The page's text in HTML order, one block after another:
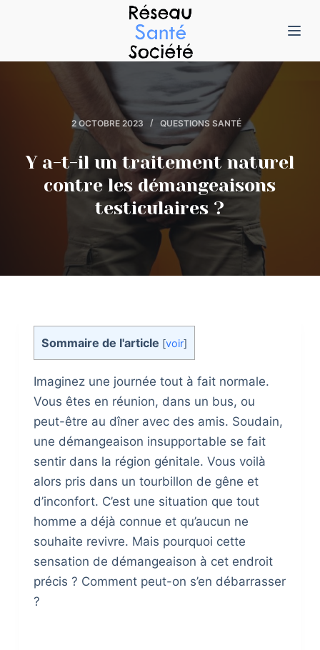
n
2 OCTOBRE 2023 QUESTIONS SANTÉ
Y a-t-il un traitement naturel
contre les démangeaisons
testiculaires ?
Sommaire de l'article [voir]
Imaginez une journée tout à fait normale.
Vous êtes en réunion, dans un bus, ou
peut-être au dîner avec des amis. Soudain,
une démangeaison insupportable se fait
sentir dans la région génitale. Vous voilà
alors pris dans un tourbillon de gêne et
d’inconfort. C’est une situation que tout
homme a déjà connue et qu’aucun ne
souhaite revivre. Mais pourquoi cette
sensation de démangeaison à cet endroit
précis ? Comment peut-on s’en débarrasser
?